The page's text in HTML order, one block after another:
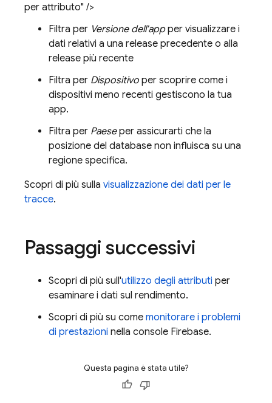
per attributo" />
Filtra per Versione dell'appper visualizzare i
dati relativi a una release precedente o alla
release più recente
Filtra per Dispositivo per scoprire come i
dispositivi meno recenti gestiscono la tua
app.
Filtra per Paeseper assicurarti che la
posizione del database non influisca su una
regione specifica.
Scopri di più sulla visualizzazione dei dati per le
tracce.
Passaggi successivi
Scopri di più sull'utilizzo degli attributi per
esaminare i dati sul rendimento.
Scopri di più su come monitorare i problemi
di prestazioni nella console Firebase.
Questa pagina è stata utile?